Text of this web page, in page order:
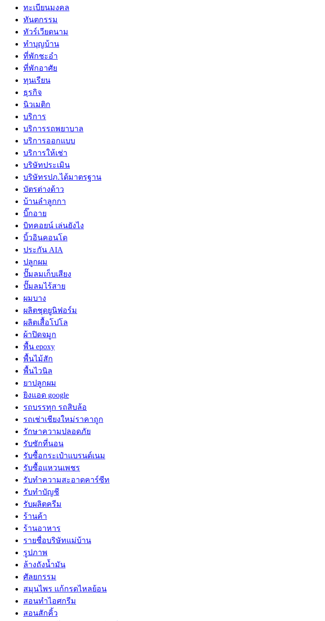
ทะเบียนมงคล
ทันตกรรม
ทัวร์เวียดนาม
ทำบุญบ้าน
ที่พักชะอำ
ที่พักอาศัย
ทุนเรียน
ธุรกิจ
นิวเมติก
บริการ
บริการรถพยาบาล
บริการออกแบบ
บริการให้เช่า
บริษัทประเมิน
บริษัทรปภ.ได้มาตรฐาน
บัตรต่างด้าว
บ้านลำลูกกา
บิ๊กอาย
บิทคอยน์ เล่นยังไง
บิ้วอินคอนโด
ประกัน AIA
ปลูกผม
ปั๊มลมเก็บเสียง
ปั๊มลมไร้สาย
ผมบาง
ผลิตชุดยูนิฟอร์ม
ผลิตเสื้อโปโล
ผ้าปิดจมูก
พื้น epoxy
พื้นไม้สัก
พื้นไวนิล
ยาปลูกผม
ยิงแอด google
รถบรรทุก รถสิบล้อ
รถเช่าเชียงใหม่ราคาถูก
รักษาความปลอดภัย
รับซักที่นอน
รับซื้อกระเป๋าแบรนด์เนม
รับซื้อแหวนเพชร
รับทำความสะอาดคาร์ซีท
รับทำบัญชี
รับผลิตครีม
ร้านค้า
ร้านอาหาร
รายชื่อบริษัทแม่บ้าน
รูปภาพ
ล้างถังน้ำมัน
ศัลยกรรม
สมุนไพร แก้กรดไหลย้อน
สอนทำไอศกรีม
สอนสักคิ้ว